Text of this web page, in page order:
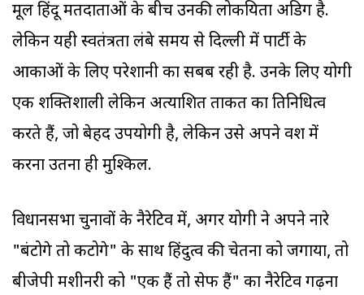
मूल हिंदू मतदाताओं के बीच उनकी लोकप्रियता अडिग है.
लेकिन यही स्वतंत्रता लंबे समय से दिल्ली में पार्टी के
आकाओं के लिए परेशानी का सबब रही है. उनके लिए योगी
एक शक्तिशाली लेकिन अप्रत्याशित ताकत का प्रतिनिधित्व
करते हैं, जो बेहद उपयोगी है, लेकिन उसे अपने वश में
करना उतना ही मुश्किल.
विधानसभा चुनावों के नैरेटिव में, अगर योगी ने अपने नारे
"बंटोगे तो कटोगे" के साथ हिंदुत्व की चेतना को जगाया, तो
बीजेपी मशीनरी को "एक हैं तो सेफ हैं" का नैरेटिव गढ़ना